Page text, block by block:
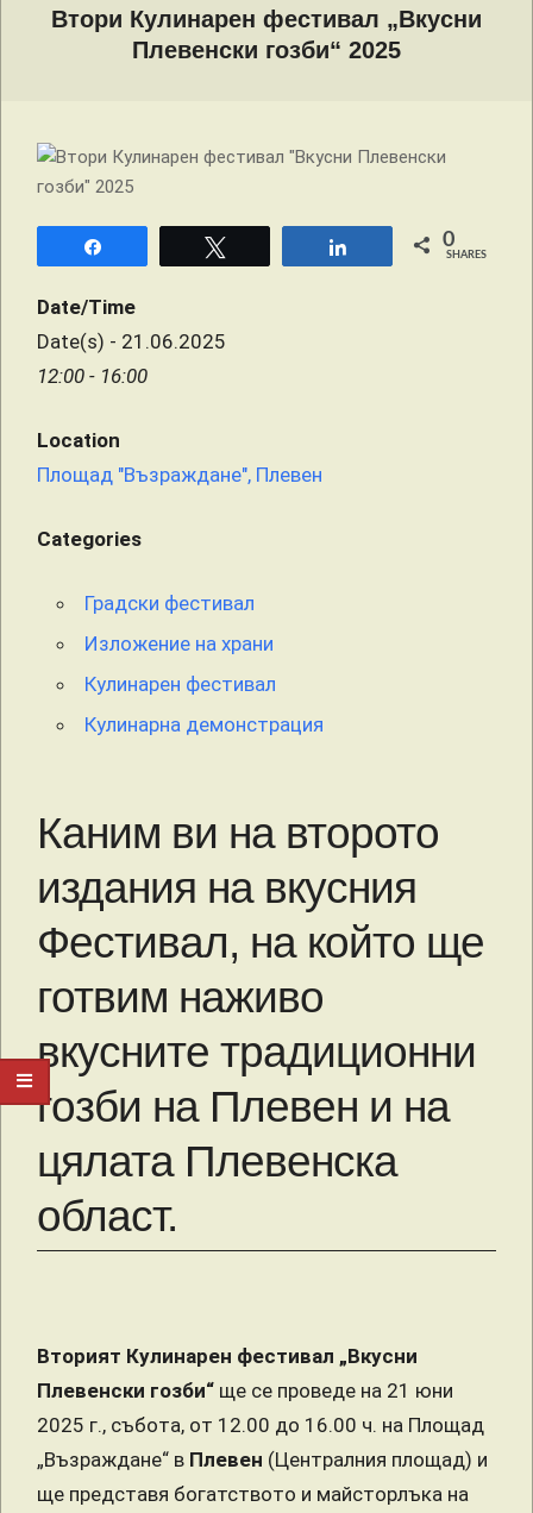
NavigationВтори Кулинарен фестивал „Вкусни
Плевенски гозби“ 2025
0
SHARES
Date/Time
Date(s) - 21.06.2025
12:00 - 16:00
Location
Площад "Възраждане", Плевен
Categories
Градски фестивал
Изложение на храни
Кулинарен фестивал
Кулинарна демонстрация
Каним ви на второто
издания на вкусния
Фестивал, на който ще
готвим наживо
вкусните традиционни
гозби на Плевен и на
цялата Плевенска
област.
Вторият Кулинарен фестивал „Вкусни
Плевенски гозби“ ще се проведе на 21 юни
2025 г., събота, от 12.00 до 16.00 ч. на Площад
„Възраждане“ в Плевен (Централния площад) и
ще представя богатството и майсторлъка на